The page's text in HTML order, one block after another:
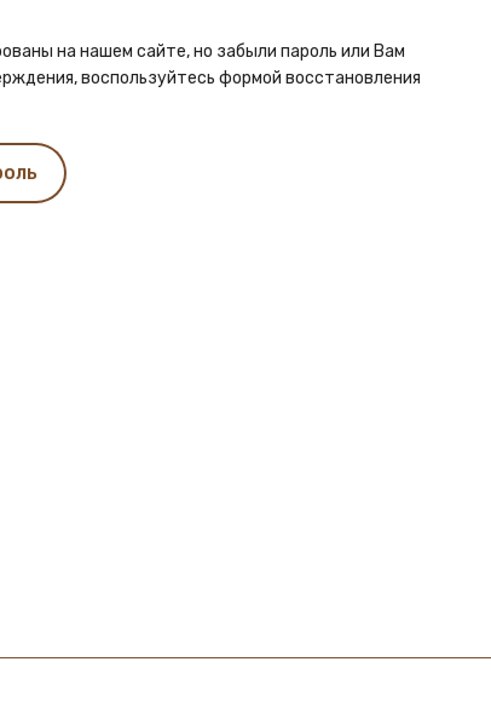
на нашем сайте, но забыли пароль или Вам
воспользуйтесь формой восстановления